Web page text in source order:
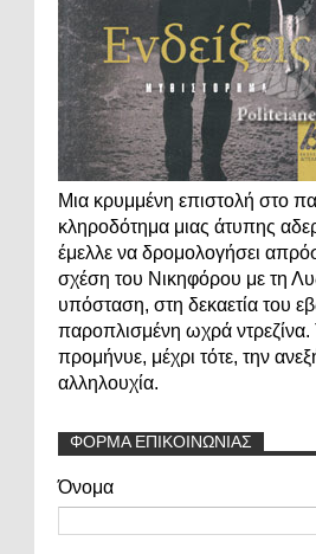
Μια κρυμμένη επιστολή στο
κληροδότημα μιας άτυπης
έμελλε να δρομολογήσει
σχέση του Νικηφόρου με τη
υπόσταση, στη δεκαετία του
παροπλισμένη ωχρά ντρεζίνα.
προμήνυε, μέχρι τότε, την
αλληλουχία.
ΦΟΡΜΑ ΕΠΙΚΟΙΝΩΝΙΑΣ
Όνομα